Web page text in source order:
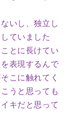
いし、独立し
ていました
とに長けてい
表現するんで
こに触れてく
うと思っても
キだと思って